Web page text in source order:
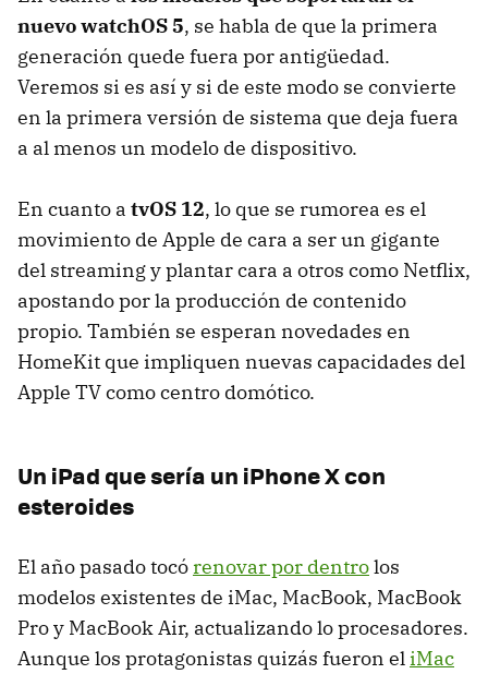
nuevo watchOS 5, se habla de que la primera
generación quede fuera por antigüedad.
Veremos si es así y si de este modo se convierte
en la primera versión de sistema que deja fuera
a al menos un modelo de dispositivo.
En cuanto a tvOS 12, lo que se rumorea es el
movimiento de Apple de cara a ser un gigante
del streaming y plantar cara a otros como Netflix,
apostando por la producción de contenido
propio. También se esperan novedades en
HomeKit que impliquen nuevas capacidades del
Apple TV como centro domótico.
Un iPad que sería un iPhone X con
esteroides
El año pasado tocórenovar por dentrolos
modelos existentes de iMac, MacBook, MacBook
Pro y MacBook Air, actualizando lo procesadores.
Aunque los protagonistas quizás fueron eliMac